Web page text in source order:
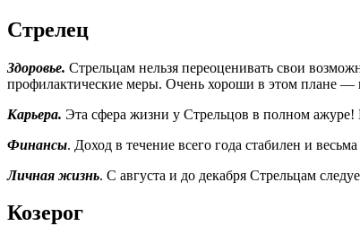
Стрелец
Здоровье. Стрельцам нельзя переоценивать свои
профилактические меры. Очень хороши в этом плане —
Карьера. Эта сфера жизни у Стрельцов в полном ажуре!
Финансы. Доход в течение всего года стабилен и
Личная жизнь. С августа и до декабря Стрельцам
Козерог